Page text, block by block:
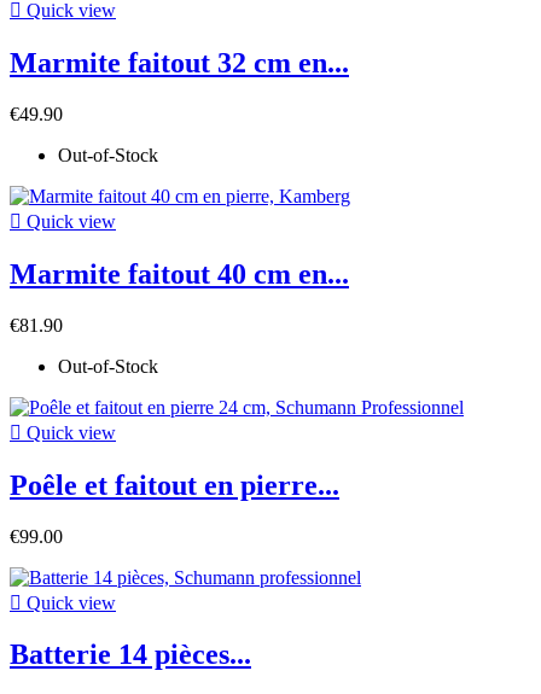
 Quick view
Marmite faitout 32 cm en...
€49.90
Out-of-Stock
 Quick view
Marmite faitout 40 cm en...
€81.90
Out-of-Stock
 Quick view
Poêle et faitout en pierre...
€99.00
 Quick view
Batterie 14 pièces...